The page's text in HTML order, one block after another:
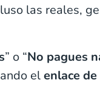
las reales,
” o “No pagues
elenlace